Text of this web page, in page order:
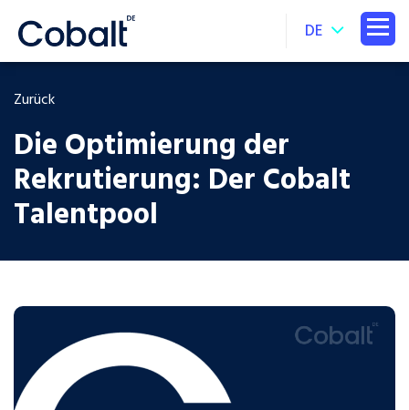
DE
Zurück
Die Optimierung der
Rekrutierung: Der Cobalt
Talentpool